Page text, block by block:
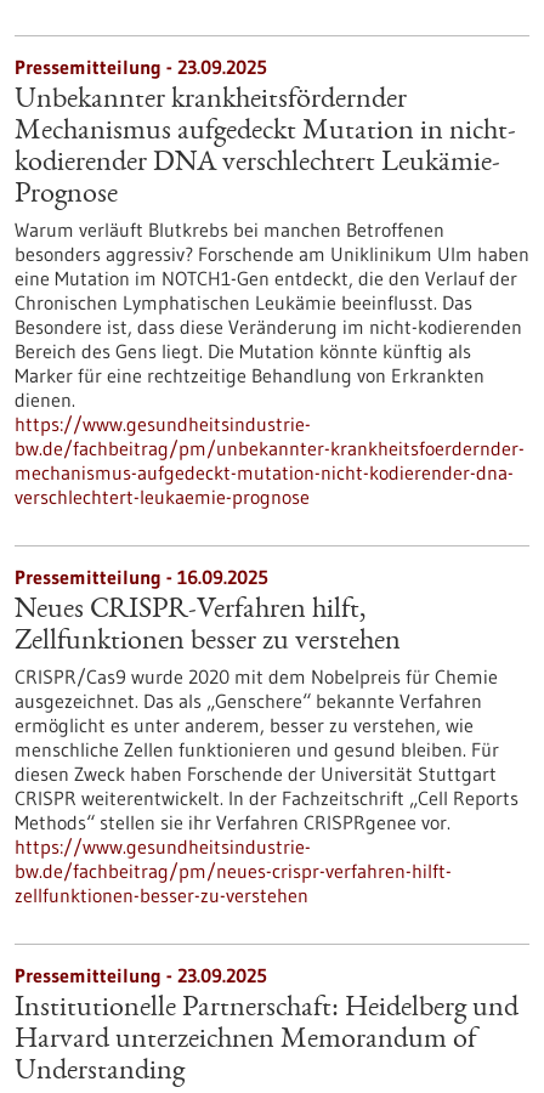
Pressemitteilung - 23.09.2025
Unbekannter krankheitsfördernder
Mechanismus aufgedeckt Mutation in nicht-
kodierender DNA verschlechtert Leukämie-
Prognose
Warum verläuft Blutkrebs bei manchen Betroffenen
besonders aggressiv? Forschende am Uniklinikum Ulm haben
eine Mutation im NOTCH1-Gen entdeckt, die den Verlauf der
Chronischen Lymphatischen Leukämie beeinflusst. Das
Besondere ist, dass diese Veränderung im nicht-kodierenden
Bereich des Gens liegt. Die Mutation könnte künftig als
Marker für eine rechtzeitige Behandlung von Erkrankten
dienen.
https://www.gesundheitsindustrie-
bw.de/fachbeitrag/pm/unbekannter-krankheitsfoerdernder-
mechanismus-aufgedeckt-mutation-nicht-kodierender-dna-
verschlechtert-leukaemie-prognose
Pressemitteilung - 16.09.2025
Neues CRISPR-Verfahren hilft,
Zellfunktionen besser zu verstehen
CRISPR/Cas9 wurde 2020 mit dem Nobelpreis für Chemie
ausgezeichnet. Das als „Genschere“ bekannte Verfahren
ermöglicht es unter anderem, besser zu verstehen, wie
menschliche Zellen funktionieren und gesund bleiben. Für
diesen Zweck haben Forschende der Universität Stuttgart
CRISPR weiterentwickelt. In der Fachzeitschrift „Cell Reports
Methods“ stellen sie ihr Verfahren CRISPRgenee vor.
https://www.gesundheitsindustrie-
bw.de/fachbeitrag/pm/neues-crispr-verfahren-hilft-
zellfunktionen-besser-zu-verstehen
Pressemitteilung - 23.09.2025
Institutionelle Partnerschaft: Heidelberg und
Harvard unterzeichnen Memorandum of
Understanding